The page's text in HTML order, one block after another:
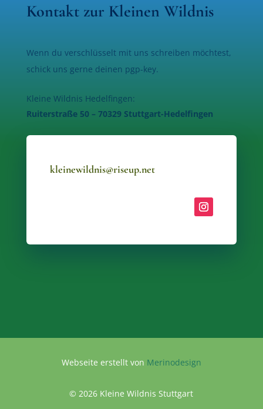
Kontakt zur Kleinen Wildnis
Wenn du verschlüsselt mit uns schreiben möchtest,
schick uns gerne deinen pgp-key.
Kleine Wildnis Hedelfingen:
Ruiterstraße 50 – 70329 Stuttgart-Hedelfingen
kleinewildnis@riseup.net
Webseite erstellt von Merinodesign
© 2026 Kleine Wildnis Stuttgart